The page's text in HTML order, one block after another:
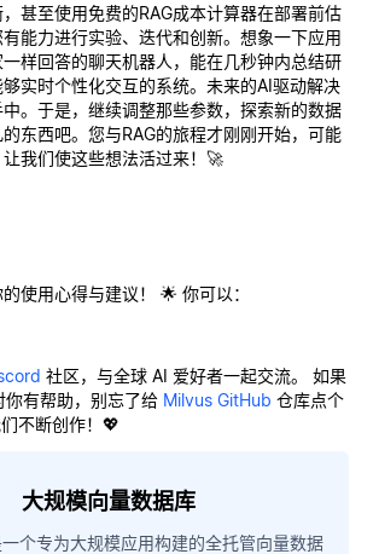
甚至使用免费的RAG成本计算器在部署前估
能力进行实验、迭代和创新。想象一下应用
样回答的聊天机器人，能在几秒钟内总结研
实时个性化交互的系统。未来的AI驱动解决
。于是，继续调整那些参数，探索新的数据
东西吧。您与RAG的旅程才刚刚开始，可能
我们使这些想法活过来！🚀
使用心得与建议！ 🌟 你可以：
社区，与全球 AI 爱好者一起交流。 如果
你有帮助，别忘了给 Milvus GitHub 仓库点个
不断创作！💖
大规模向量数据库
个专为大规模应用构建的全托管向量数据